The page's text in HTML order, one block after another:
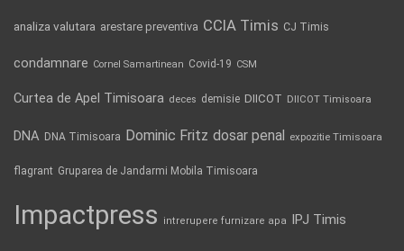
analiza valutara arestare preventiva CCIA Timis CJ Timis
condamnare Cornel Samartinean Covid-19 CSM
Curtea de Apel Timisoara deces demisie DIICOT DIICOT Timisoara
DNA DNA Timisoara Dominic Fritz dosar penal expozitie Timisoara
flagrant Gruparea de Jandarmi Mobila Timisoara
Impactpress intrerupere furnizare apa IPJ Timis